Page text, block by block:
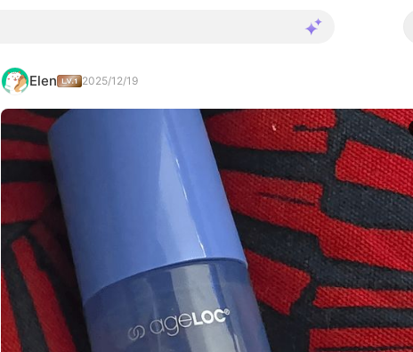
Elen 2025/12/19